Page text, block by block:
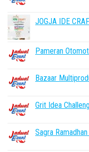
JOGJA IDE
Pameran
Bazaar
Grit Idea
Sagra